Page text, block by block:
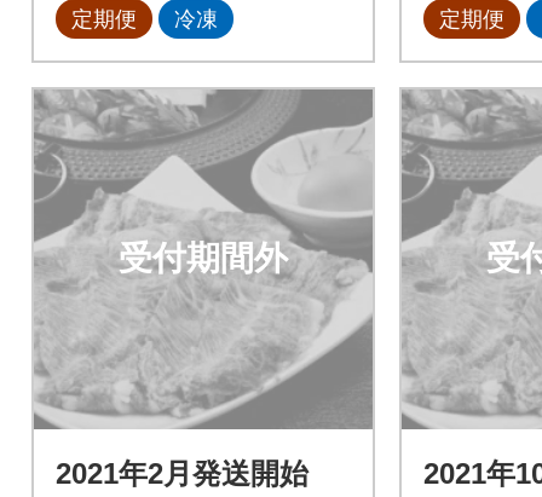
定期便 冷凍 定期便
受付期間外
2021年2月発送開始
受
2021年